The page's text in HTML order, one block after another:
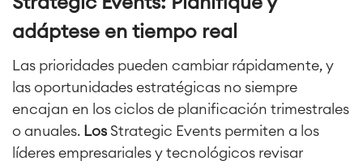
adáptese en tiempo real
Las prioridades pueden cambiar rápidamente, y
las oportunidades estratégicas no siempre
encajan en los ciclos de planificación trimestrales
o anuales. Los Strategic Events permiten a los
líderes empresariales y tecnológicos revisar